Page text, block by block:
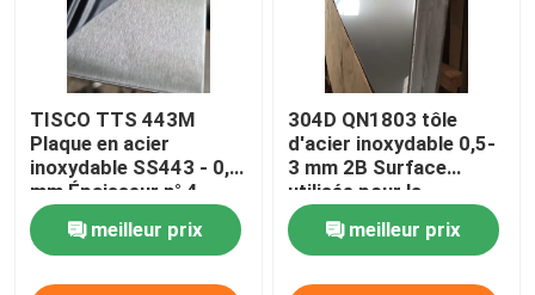
TISCO TTS 443M
Plaque en acier
inoxydable SS443 - 0,8
mm Épaisseur n° 4
Finition et revêtement
de protection
meilleur prix
304D QN1803 tôle
d'acier inoxydable 0,5-
3 mm 2B Surface
utilisée pour la
construction de murs
de toit meilleur prix